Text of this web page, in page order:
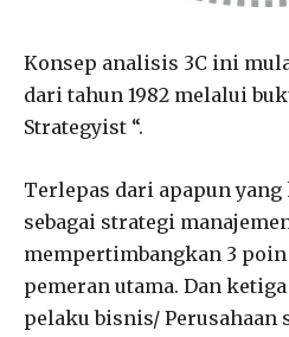
Konsep analisis 3C ini
dari tahun 1982 melalui
Strategyist “.
Terlepas dari apapun
sebagai strategi
mempertimbangkan 3 poin
pemeran utama. Dan
pelaku bisnis/ Perusahaan